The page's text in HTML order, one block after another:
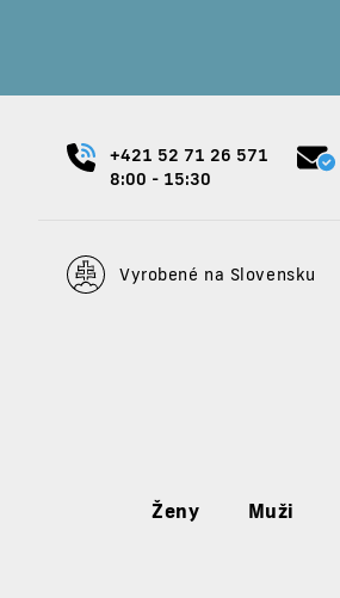
+421 52 71 26 571
8:00 - 15:30
Vyrobené na Slovensku
Ženy Muži